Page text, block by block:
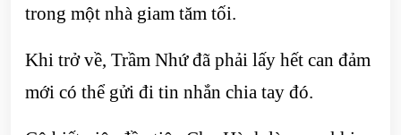
trong một nhà giam tăm tối.
Khi trở về, Trầm Nhứ đã phải lấy hết can đảm
mới có thể gửi đi tin nhắn chia tay đó.